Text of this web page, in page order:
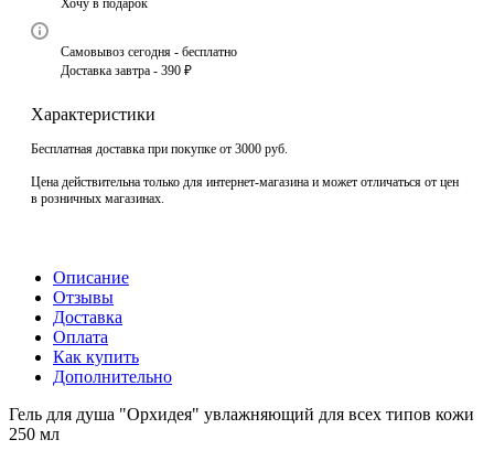
Самовывоз сегодня - бесплатно
Доставка завтра - 390 ₽
Характеристики
Бесплатная доставка при покупке от 3000 руб.
Цена действительна только для интернет-магазина и может отличаться от цен
в розничных магазинах.
Описание
Отзывы
Доставка
Оплата
Как купить
Дополнительно
Гель для душа "Орхидея" увлажняющий для всех типов кожи
250 мл